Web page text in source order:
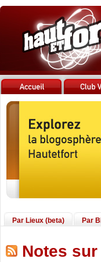
Par Lieux (beta) Par
Notes